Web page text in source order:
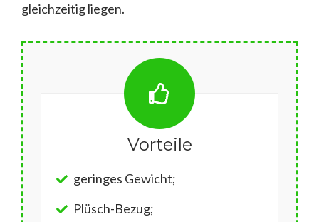
gleichzeitig liegen.
Vorteile
geringes Gewicht;
Plüsch-Bezug;